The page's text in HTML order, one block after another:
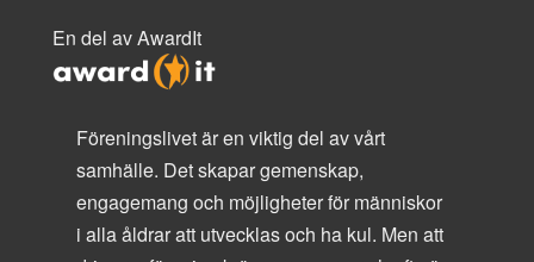
En del av AwardIt
Föreningslivet är en viktig del av vårt
samhälle. Det skapar gemenskap,
engagemang och möjligheter för människor
i alla åldrar att utvecklas och ha kul. Men att